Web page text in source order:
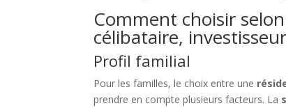
Comment choisir
célibataire, investisseur
Profil familial
Pour les familles, le choix entre une
prendre en compte plusieurs facteurs. La